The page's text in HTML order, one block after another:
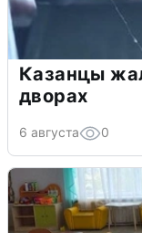
Казанцы
дворах
6 августа 0